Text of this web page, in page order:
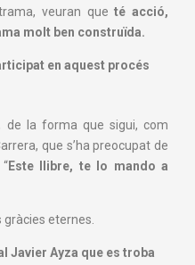
veuran queté acció,
molt ben construïda.
en aquest procés
de la forma que sigui, com
que s’ha preocupat de
Este llibre, te lo mando a
gràcies eternes.
Javier Ayza que es troba